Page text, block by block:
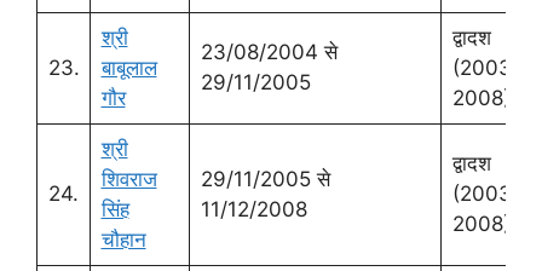
23.
श्री
बाबूलाल
गौर
23/08/2004 से
29/11/2005
द्वादश
(2003-
2008)
24.
श्री
शिवराज
सिंह
चौहान
29/11/2005 से
11/12/2008
द्वादश
(2003-
2008)